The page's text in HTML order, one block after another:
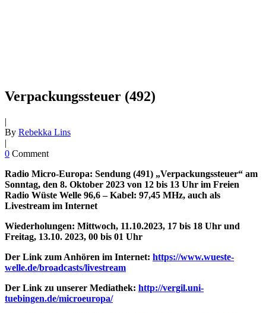
Verpackungssteuer (492)
|
By Rebekka Lins
|
0 Comment
Radio Micro-Europa: Sendung (491) „Verpackungssteuer“ am
Sonntag, den 8. Oktober 2023 von 12 bis 13 Uhr im Freien
Radio Wüste Welle 96,6 – Kabel: 97,45 MHz, auch als
Livestream im Internet
Wiederholungen: Mittwoch, 11.10.2023, 17 bis 18 Uhr und
Freitag, 13.10. 2023, 00 bis 01 Uhr
Der Link zum Anhören im Internet: https://www.wueste-
welle.de/broadcasts/livestream
Der Link zu unserer Mediathek: http://vergil.uni-
tuebingen.de/microeuropa/